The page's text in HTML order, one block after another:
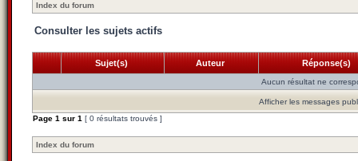
Index du forum
Consulter les sujets actifs
Sujet(s) Auteur Réponse(s)
Aucun résultat ne
Afficher les messages
Page 1 sur 1 [ 0 résultats trouvés ]
Index du forum